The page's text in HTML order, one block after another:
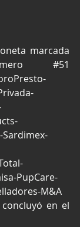
marcada
#51
Sardimex-
PupCare-
M&A
en el